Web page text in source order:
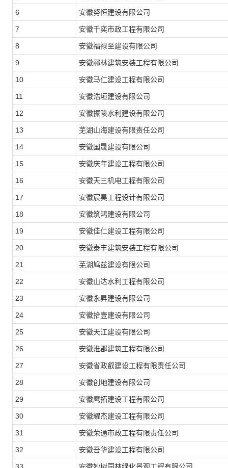
6 安徽努恒建设有限公司
7 安徽千奕市政工程有限公司
8 安徽福禄至建设有限公司
9 安徽郦林建筑安装工程有限公司
10 安徽马仁建设工程有限公司
11 安徽浩垣建设有限公司
12 安徽振陵水利建设有限公司
13 芜湖山海建设有限责任公司
14 安徽国晟建设有限公司
15 安徽庆年建设工程有限公司
16 安徽天三机电工程有限公司
17 安徽宸昊工程设计有限公司
18 安徽筑鸿建设有限公司
19 安徽佳仁建设工程有限公司
20 安徽泰丰建筑安装工程有限公司
21 芜湖鸠兹建设有限公司
22 安徽山达水利工程有限公司
23 安徽永昇建设有限公司
24 安徽拾壹建设有限公司
25 安徽天江建设有限公司
26 安徽淮郡建筑工程有限公司
27 安徽省政叡建设工程有限责任公司
28 安徽创地建设有限公司
29 安徽鹰拓建设工程有限公司
30 安徽耀杰建设工程有限公司
31 安徽荣通市政工程有限责任公司
32 安徽吾华建设工程有限公司